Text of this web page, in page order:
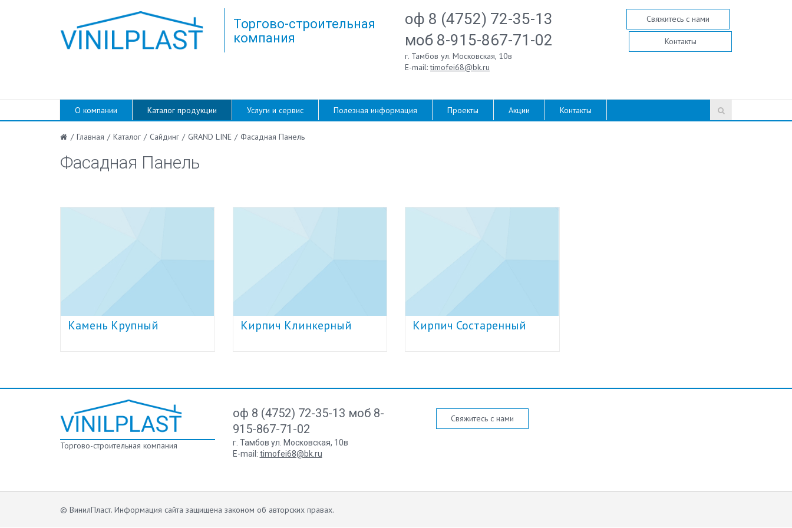
Торгово-строительная
компания
оф 8 (4752) 72-35-13
моб 8-915-867-71-02
г. Тамбов ул. Московская, 10в
E-mail:timofei68@bk.ru
Свяжитесь с нами
Контакты
О компании Каталог продукции Услуги и сервис Полезная информация Проекты Акции Контакты
/ Главная / Каталог / Сайдинг / GRAND LINE / Фасадная Панель
Фасадная Панель
Камень Крупный Кирпич Клинкерный Кирпич Состаренный
Торгово-строительная компания
оф 8 (4752) 72-35-13 моб 8-
915-867-71-02
г. Тамбов ул. Московская, 10в
E-mail: timofei68@bk.ru
Свяжитесь с нами
© ВинилПласт. Информация сайта защищена законом об авторских правах.